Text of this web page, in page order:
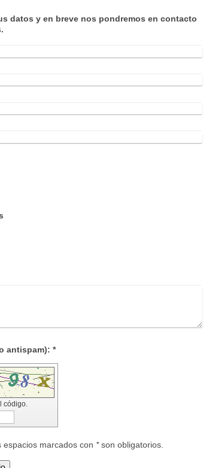
datos y en breve nos pondremos en contacto
Captcha (código antispam): *
código.
espacios marcados con *son obligatorios.